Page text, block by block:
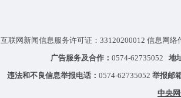
互联网新闻信息服务许可证：33120200012 信息网
广告服务及合作： 0574-62735052 地
违法和不良信息举报电话： 0574-62735052 举报邮
中央